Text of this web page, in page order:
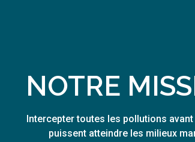
NOTRE
Intercepter toutes les pollutions avant
puissent atteindre les milieux